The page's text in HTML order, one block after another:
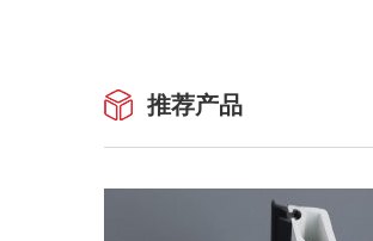
推荐产品